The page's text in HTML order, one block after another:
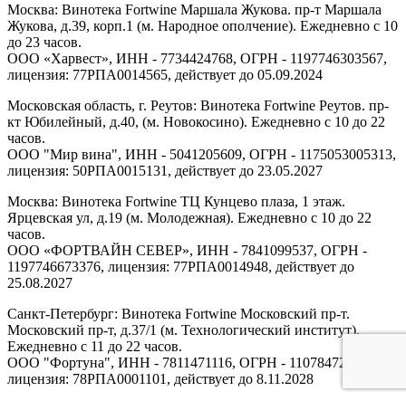
Москва: Винотека Fortwine Маршала Жукова. пр-т Маршала
Жукова, д.39, корп.1 (м. Народное ополчение). Ежедневно с 10
до 23 часов.
ООО «Харвест», ИНН - 7734424768, ОГРН - 1197746303567,
лицензия: 77РПА0014565, действует до 05.09.2024
Московская область, г. Реутов: Винотека Fortwine Реутов. пр-
кт Юбилейный, д.40, (м. Новокосино). Ежедневно с 10 до 22
часов.
ООО "Мир вина", ИНН - 5041205609, ОГРН - 1175053005313,
лицензия: 50РПА0015131, действует до 23.05.2027
Москва: Винотека Fortwine ТЦ Кунцево плаза, 1 этаж.
Ярцевская ул, д.19 (м. Молодежная). Ежедневно с 10 до 22
часов.
ООО «ФОРТВАЙН СЕВЕР», ИНН - 7841099537, ОГРН -
1197746673376, лицензия: 77РПА0014948, действует до
25.08.2027
Санкт-Петербург: Винотека Fortwine Московский пр-т.
Московский пр-т, д.37/1 (м. Технологический институт).
Ежедневно с 11 до 22 часов.
ООО "Фортуна", ИНН - 7811471116, ОГРН - 1107847277438,
лицензия: 78РПА0001101, действует до 8.11.2028